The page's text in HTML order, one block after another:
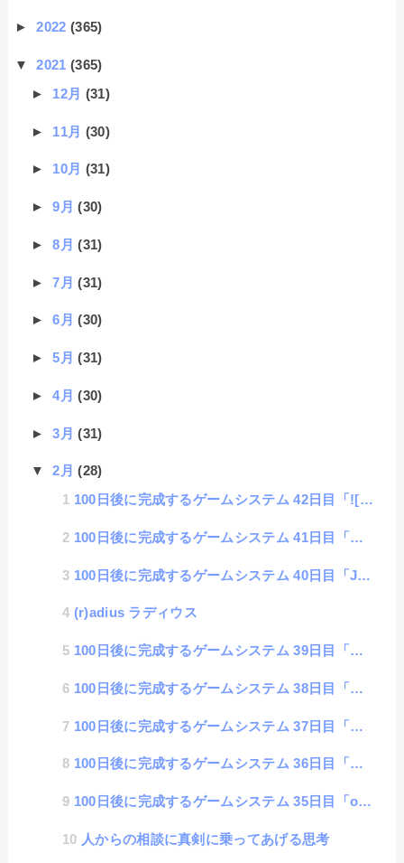
►2022(365)
▼2021(365)
► 12月 (31)
► 11月 (30)
► 10月 (31)
►9月(30)
►8月(31)
►7月(31)
►6月(30)
►5月(31)
►4月(30)
►3月(31)
▼2月(28)
100日後に完成するゲームシステム 42日目「![]ってどういう意味？」
100日後に完成するゲームシステム 41日目「配置オブジェクトの位置保存」
100日後に完成するゲームシステム 40日目「Javascriptリファクタリングポイント」
(r)adius ラディウス
100日後に完成するゲームシステム 39日目「倉庫番のステージ3」
100日後に完成するゲームシステム 38日目「倉庫番のステージ2」
100日後に完成するゲームシステム 37日目「倉庫番の複数ゴール対応」
100日後に完成するゲームシステム 36日目「倉庫番風ゲーム」
100日後に完成するゲームシステム 35日目「objectの移動処理」
人からの相談に真剣に乗ってあげる思考